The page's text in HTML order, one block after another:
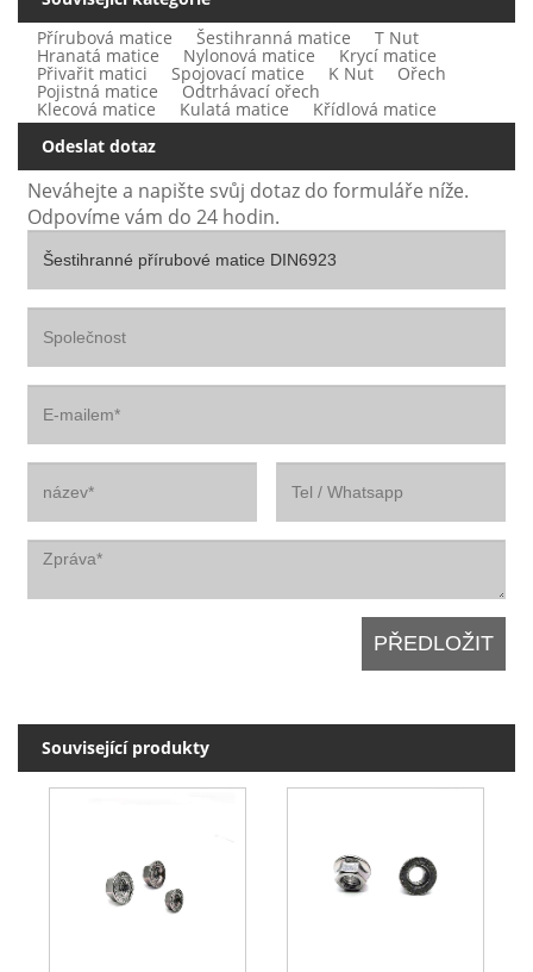
logem a vlastní balení OEM, plně splňují požadavky na přeshraniční
export, prodej v zámořských skladech a hromadné zadávání zakázek.
Přírubová matice
Šestihranná matice T Nut
Hranatá matice Nylonová matice Krycí matice
Přivařit matici Spojovací matice K Nut Ořech
Pojistná matice Odtrhávací ořech
Klecová matice Kulatá matice
Křídlová matice
Odeslat dotaz
Neváhejte a napište svůj dotaz do formuláře níže.
Odpovíme vám do 24 hodin.
Související produkty